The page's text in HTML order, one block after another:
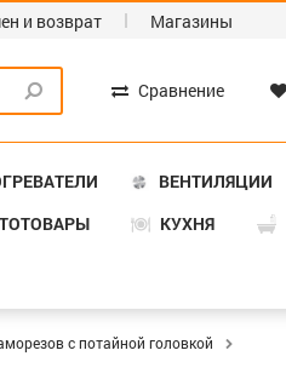
и возврат Магазины
Сравнение
ВЕНТИЛЯЦИИ
КУХНЯ
с потайной головкой